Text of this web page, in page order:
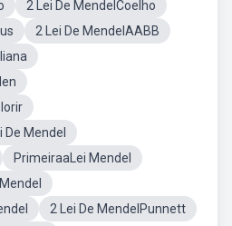
2 Lei De MendelCoelho
2 Lei De MendelAABB
De Mendel
PrimeiraaLei Mendel
2 Lei De MendelPunnett